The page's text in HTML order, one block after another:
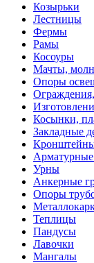
Козырьки
Лестницы
Фермы
Рамы
Косоуры
Мачты,
Опоры
Косынки,
Закладные
Урны
Анкерные
Опоры
Теплицы
Пандусы
Лавочки
Мангалы